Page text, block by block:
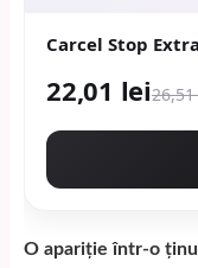
Carcel Stop
22,01 lei
O apariție într-o